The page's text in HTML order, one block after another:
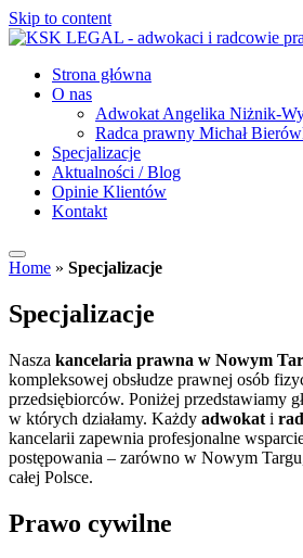
Skip to content
Strona główna
O nas
Adwokat Angelika Niżnik-
Radca prawny Michał
Specjalizacje
Aktualności / Blog
Opinie Klientów
Kontakt
Home » Specjalizacje
Specjalizacje
Nasza kancelaria prawna w Nowym
kompleksowej obsłudze prawnej osób
przedsiębiorców. Poniżej przedstawiamy
w których działamy. Każdy adwokat i
kancelarii zapewnia profesjonalne
postępowania – zarówno w Nowym
całej Polsce.
Prawo cywilne